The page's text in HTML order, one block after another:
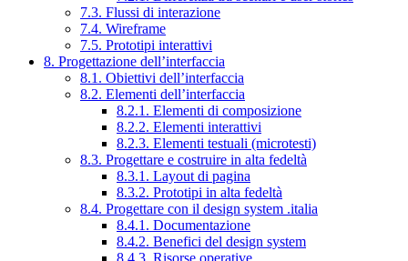
7.3. Flussi di interazione
7.4. Wireframe
7.5. Prototipi interattivi
8. Progettazione dell’interfaccia
8.1. Obiettivi dell’interfaccia
8.2. Elementi dell’interfaccia
8.2.1. Elementi di composizione
8.2.2. Elementi interattivi
8.2.3. Elementi testuali (microtesti)
8.3. Progettare e costruire in alta fedeltà
8.3.1. Layout di pagina
8.3.2. Prototipi in alta fedeltà
8.4. Progettare con il design system .italia
8.4.1. Documentazione
8.4.2. Benefici del design system
8.4.3. Risorse operative